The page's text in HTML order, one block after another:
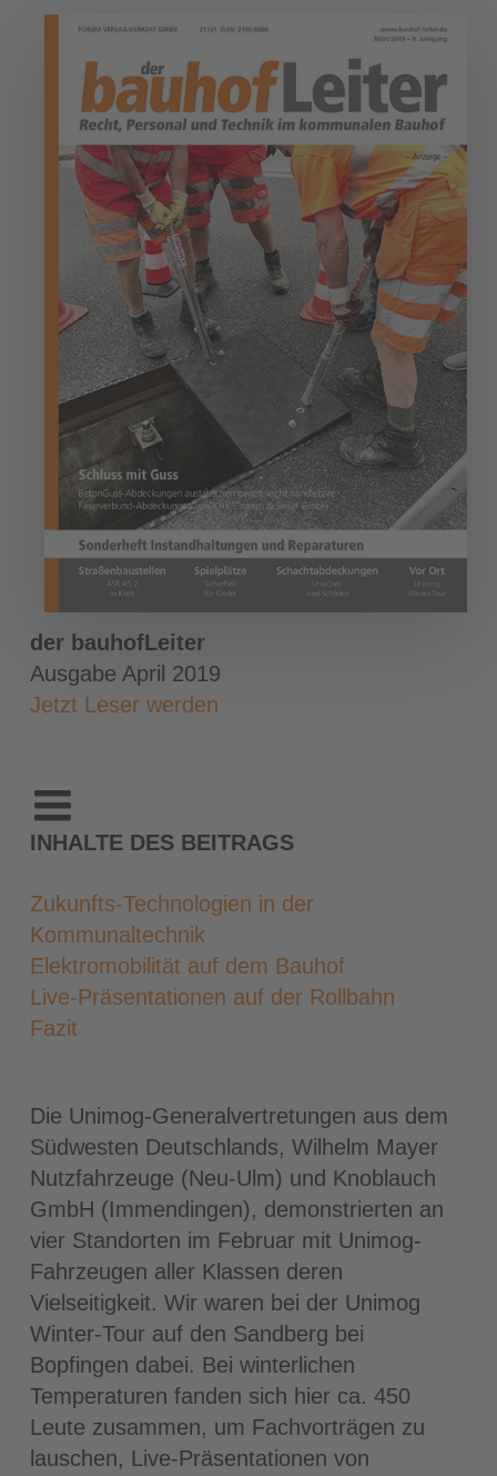
der bauhofLeiter
Ausgabe April 2019
Jetzt Leser werden
INHALTE DES BEITRAGS
Zukunfts-Technologien in der
Kommunaltechnik
Elektromobilität auf dem Bauhof
Live-Präsentationen auf der Rollbahn
Fazit
Die Unimog-Generalvertretungen aus dem
Südwesten Deutschlands, Wilhelm Mayer
Nutzfahrzeuge (Neu-Ulm) und Knoblauch
GmbH (Immendingen), demonstrierten an
vier Standorten im Februar mit Unimog-
Fahrzeugen aller Klassen deren
Vielseitigkeit. Wir waren bei der Unimog
Winter-Tour auf den Sandberg bei
Bopfingen dabei. Bei winterlichen
Temperaturen fanden sich hier ca. 450
Leute zusammen, um Fachvorträgen zu
lauschen, Live-Präsentationen von